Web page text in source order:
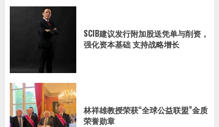
SCIB建议发行附加股送凭单与削资，
强化资本基础 支持战略增长
林祥雄教授荣获“全球公益联盟”金质
荣誉勋章